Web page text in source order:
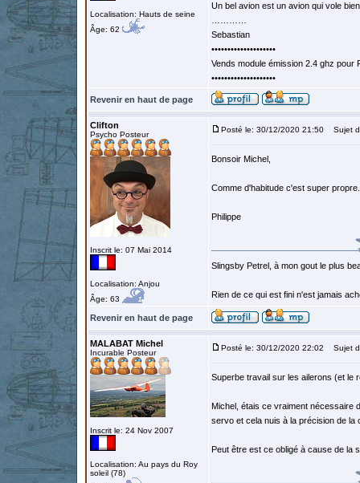
Localisation: Hauts de seine
Âge: 62
Un bel avion est un avion qui vole
Sebastian
••••••••••••••••••••
Vends module émission 2.4 ghz
••••••••••••••••••••
Revenir en haut de page
Clifton
Psycho Posteur
Inscrit le: 07 Mai 2014
Localisation: Anjou
Âge: 63
Posté le: 30/12/2020 21:50 Sujet
Bonsoir Michel,
Comme d'habitude c'est super
Philippe
Slingsby Petrel, à mon gout le plus
Rien de ce qui est fini n'est jamais
Revenir en haut de page
MALABAT Michel
Incurable Posteur
Inscrit le: 24 Nov 2007
Localisation: Au pays du Roy
soleil (78)
Posté le: 30/12/2020 22:02 Sujet
Superbe travail sur les ailerons (et le
Michel, étais ce vraiment nécessaire
servo et cela nuis à la précision de la
Peut être est ce obligé à cause de la